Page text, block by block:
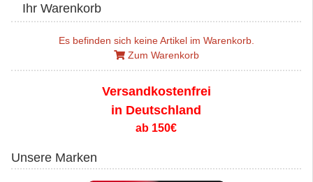
Ihr Warenkorb
Es befinden sich keine Artikel im Warenkorb.
Zum Warenkorb
Versandkostenfrei
in Deutschland
ab 150€
Unsere Marken